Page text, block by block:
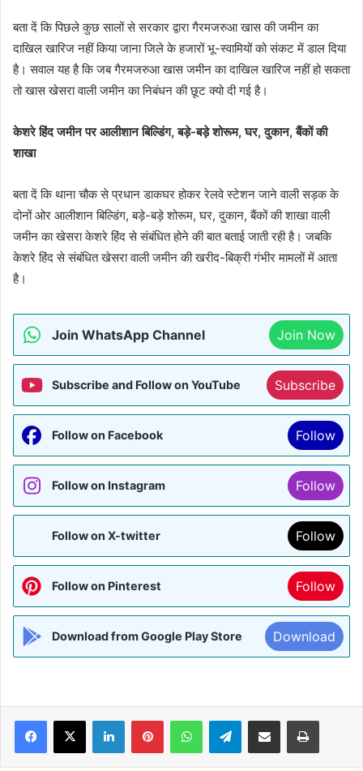
बता दें कि पिछले कुछ सालों से सरकार द्वारा गैरमजरुआ खास की जमीन का
दाखिल खारिज नहीं किया जाना जिले के हजारों भू-स्वामियों को संकट में डाल दिया
है। सवाल यह है कि जब गैरमजरुआ खास जमीन का दाखिल खारिज नहीं हो सकता
तो खास खेसरा वाली जमीन का निबंधन की छूट क्यो दी गई है।
केशरे हिंद जमीन पर आलीशान बिल्डिंग, बड़े-बड़े शोरूम, घर, दुकान, बैंकों की
शाखा
बता दें कि थाना चौक से प्रधान डाकघर होकर रेलवे स्टेशन जाने वाली सड़क के
दोनों ओर आलीशान बिल्डिंग, बड़े-बड़े शोरूम, घर, दुकान, बैंकों की शाखा वाली
जमीन का खेसरा केशरे हिंद से संबंधित होने की बात बताई जाती रही है। जबकि
केशरे हिंद से संबंधित खेसरा वाली जमीन की खरीद-बिक्री गंभीर मामलों में आता
है।
Join WhatsApp Channel Join Now
Subscribe and Follow on YouTube Subscribe
Follow on Facebook Follow
Follow on Instagram Follow
Follow on X-twitter Follow
Follow on Pinterest Follow
Download from Google Play Store Download
Facebook
X LinkedInPinterestWhatsAppTelegramShare via Email Print